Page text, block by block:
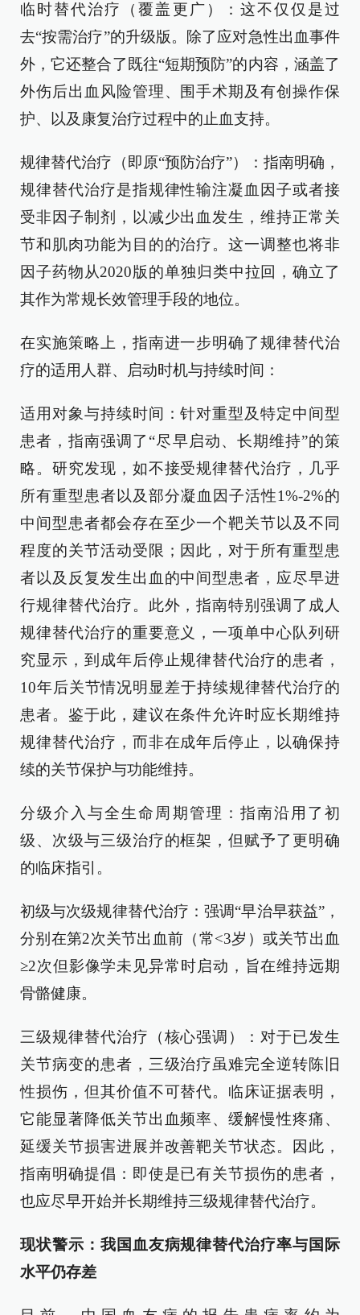
临时替代治疗（覆盖更广）：这不仅仅是过
去“按需治疗”的升级版。除了应对急性出血事件
外，它还整合了既往“短期预防”的内容，涵盖了
外伤后出血风险管理、围手术期及有创操作保
护、以及康复治疗过程中的止血支持。
规律替代治疗（即原“预防治疗”）：指南明确，
规律替代治疗是指规律性输注凝血因子或者接
受非因子制剂，以减少出血发生，维持正常关
节和肌肉功能为目的的治疗。这一调整也将非
因子药物从2020版的单独归类中拉回，确立了
其作为常规长效管理手段的地位。
在实施策略上，指南进一步明确了规律替代治
疗的适用人群、启动时机与持续时间：
适用对象与持续时间：针对重型及特定中间型
患者，指南强调了“尽早启动、长期维持”的策
略。研究发现，如不接受规律替代治疗，几乎
所有重型患者以及部分凝血因子活性1%-2%的
中间型患者都会存在至少一个靶关节以及不同
程度的关节活动受限；因此，对于所有重型患
者以及反复发生出血的中间型患者，应尽早进
行规律替代治疗。此外，指南特别强调了成人
规律替代治疗的重要意义，一项单中心队列研
究显示，到成年后停止规律替代治疗的患者，
10年后关节情况明显差于持续规律替代治疗的
患者。鉴于此，建议在条件允许时应长期维持
规律替代治疗，而非在成年后停止，以确保持
续的关节保护与功能维持。
分级介入与全生命周期管理：指南沿用了初
级、次级与三级治疗的框架，但赋予了更明确
的临床指引。
初级与次级规律替代治疗：强调“早治早获益”，
分别在第2次关节出血前（常<3岁）或关节出血
≥2次但影像学未见异常时启动，旨在维持远期
骨骼健康。
三级规律替代治疗（核心强调）：对于已发生
关节病变的患者，三级治疗虽难完全逆转陈旧
性损伤，但其价值不可替代。临床证据表明，
它能显著降低关节出血频率、缓解慢性疼痛、
延缓关节损害进展并改善靶关节状态。因此，
指南明确提倡：即使是已有关节损伤的患者，
也应尽早开始并长期维持三级规律替代治疗。
现状警示：我国血友病规律替代治疗率与国际
水平仍存差